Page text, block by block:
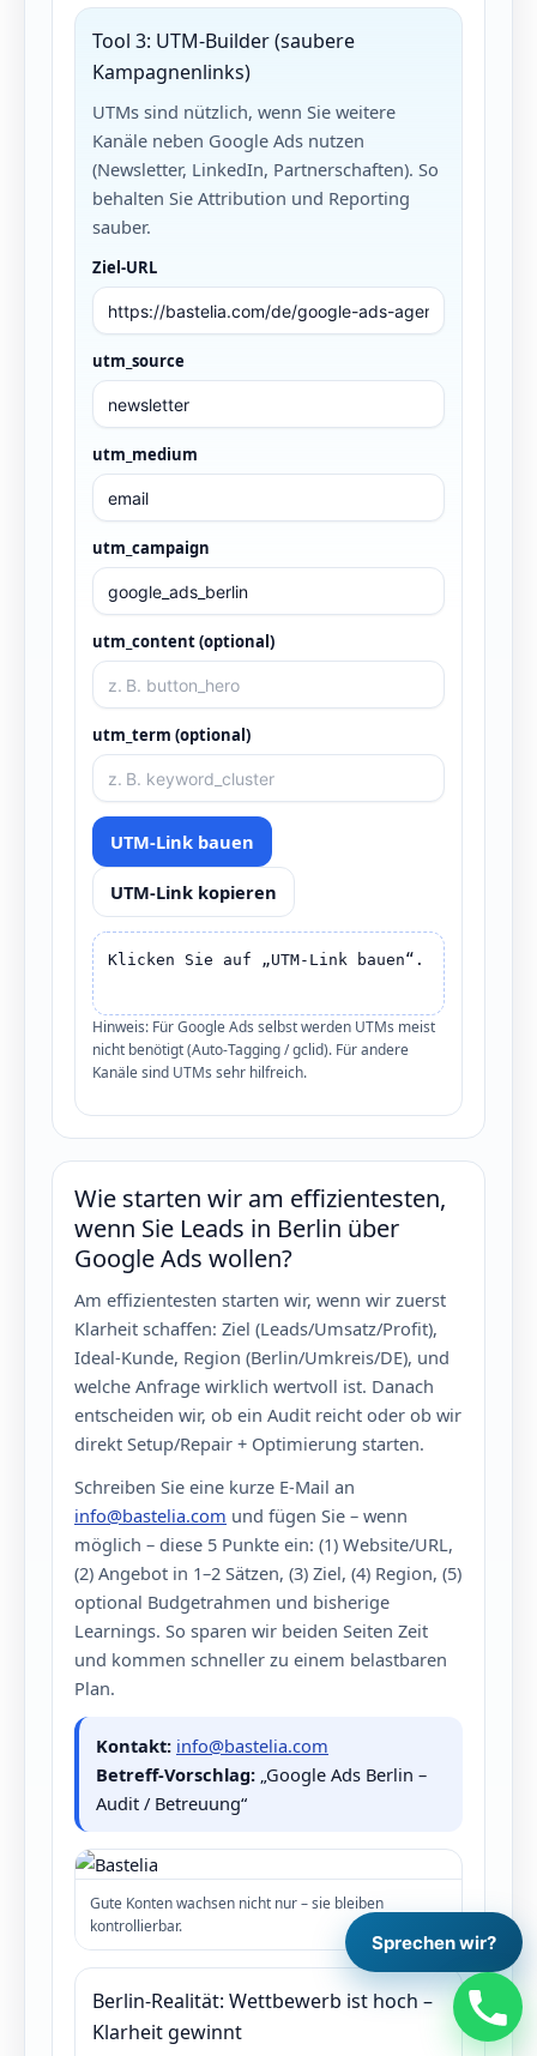
Tool 3: UTM-Builder (saubere
Kampagnenlinks)
UTMs sind nützlich, wenn Sie weitere
Kanäle neben Google Ads nutzen
(Newsletter, LinkedIn, Partnerschaften). So
behalten Sie Attribution und Reporting
sauber.
Ziel-URL
utm_source
utm_medium
utm_campaign
utm_content (optional)
utm_term (optional)
UTM-Link bauen
UTM-Link kopieren
Klicken Sie auf „UTM-Link bauen“.
Hinweis: Für Google Ads selbst werden UTMs meist
nicht benötigt (Auto-Tagging / gclid). Für andere
Kanäle sind UTMs sehr hilfreich.
Wie starten wir am effizientesten,
wenn Sie Leads in Berlin über
Google Ads wollen?
Am effizientesten starten wir, wenn wir zuerst
Klarheit schaffen: Ziel (Leads/Umsatz/Profit),
Ideal-Kunde, Region (Berlin/Umkreis/DE), und
welche Anfrage wirklich wertvoll ist. Danach
entscheiden wir, ob ein Audit reicht oder ob wir
direkt Setup/Repair + Optimierung starten.
Schreiben Sie eine kurze E-Mail an
info@bastelia.com und fügen Sie – wenn
möglich – diese 5 Punkte ein: (1) Website/URL,
(2) Angebot in 1–2 Sätzen, (3) Ziel, (4) Region, (5)
optional Budgetrahmen und bisherige
Learnings. So sparen wir beiden Seiten Zeit
und kommen schneller zu einem belastbaren
Plan.
Kontakt: info@bastelia.com
Betreff-Vorschlag: „Google Ads Berlin –
Audit / Betreuung“
Gute Konten wachsen nicht nur – sie bleiben
kontrollierbar.
Berlin-Realität: Wettbewerb ist hoch –
Klarheit gewinnt
Sprechen wir?